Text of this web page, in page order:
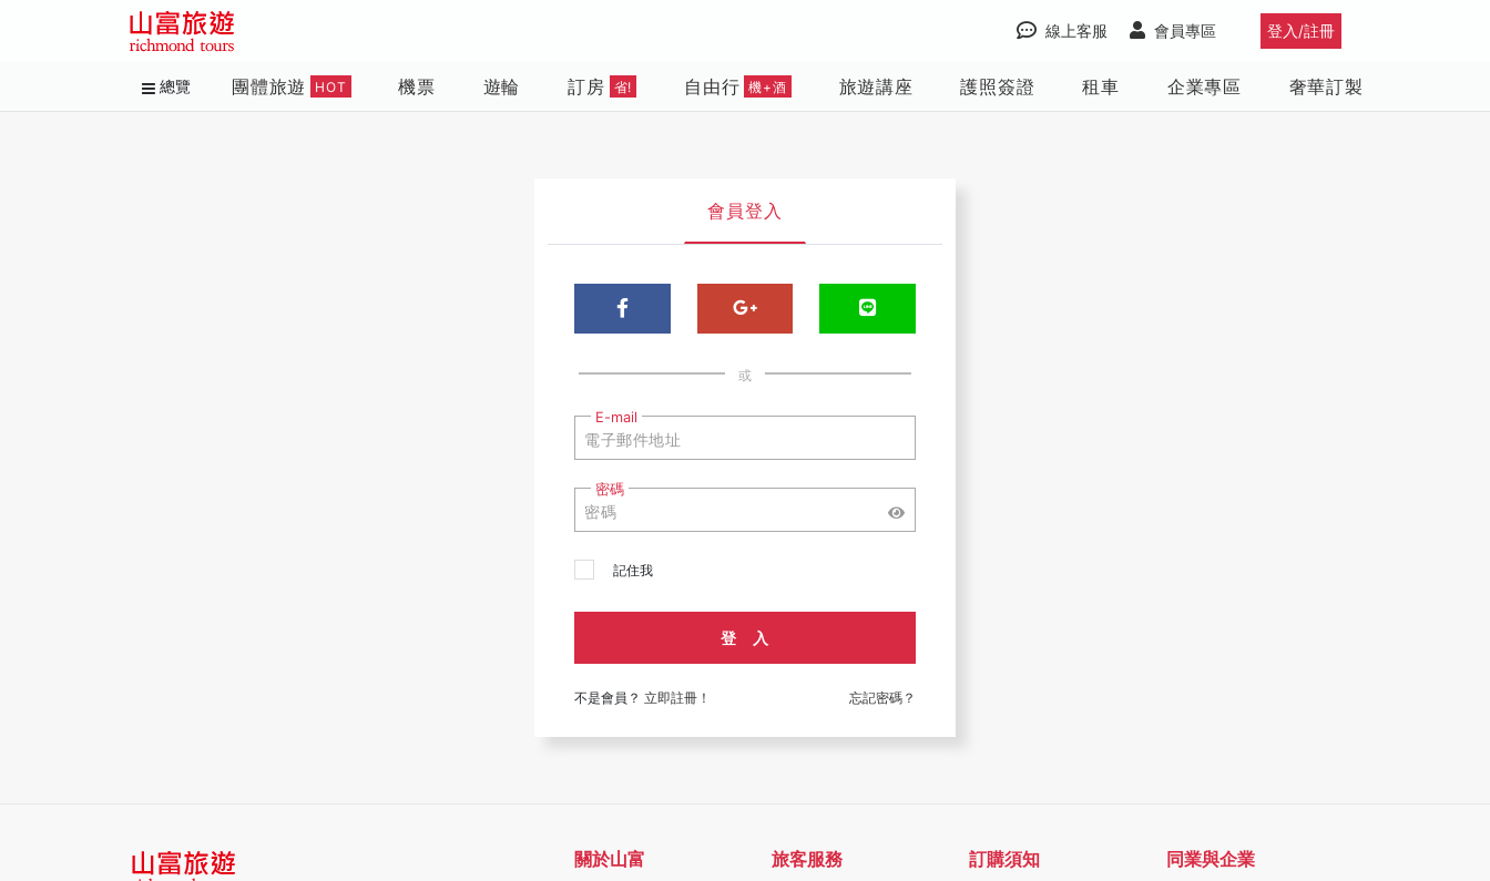
登入/註冊
會員專區
線上客服
總覽 團體旅遊 HOT 機票 遊輪 訂房 省! 自由行 機+酒 旅遊講座 護照簽證 租車 企業專區 奢華訂製
會員登入
或
E-mail
密碼
記住我
登 入
不是會員？ 立即註冊！ 忘記密碼？
關於山富 旅客服務 訂購須知 同業與企業